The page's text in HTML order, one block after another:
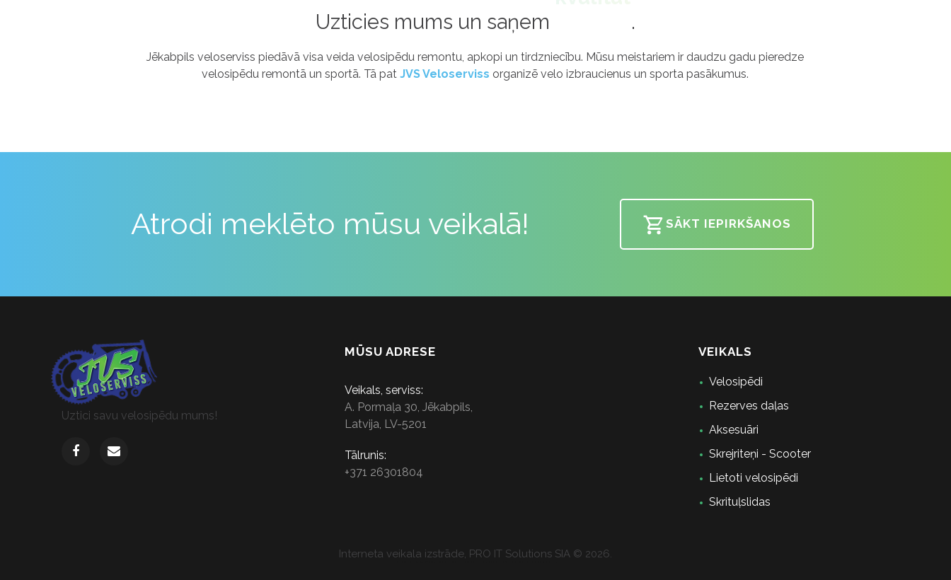
Uzticies mums un saņem garantijas
Jēkabpils veloserviss piedāvā visa veida velosipēdu remontu, apkopi un tirdzniecību. Mūsu meistariem ir daudzu gadu pieredze
velosipēdu remontā un sportā. Tā patJVS Veloserviss organizē velo izbraucienus un sporta pasākumus.
Atrodi meklēto mūsu veikalā! SĀKT IEPIRKŠANOS
Uztici savu velosipēdu mums!
MŪSU ADRESE
Veikals, serviss:
A. Pormaļa 30, Jēkabpils,
Latvija, LV-5201
Tālrunis:
+371 26301804
VEIKALS
Velosipēdi
Rezerves daļas
Aksesuāri
Skrejriteņi - Scooter
Lietoti velosipēdi
Skrituļslidas
Interneta veikala izstrāde, PRO IT Solutions SIA © 2026.